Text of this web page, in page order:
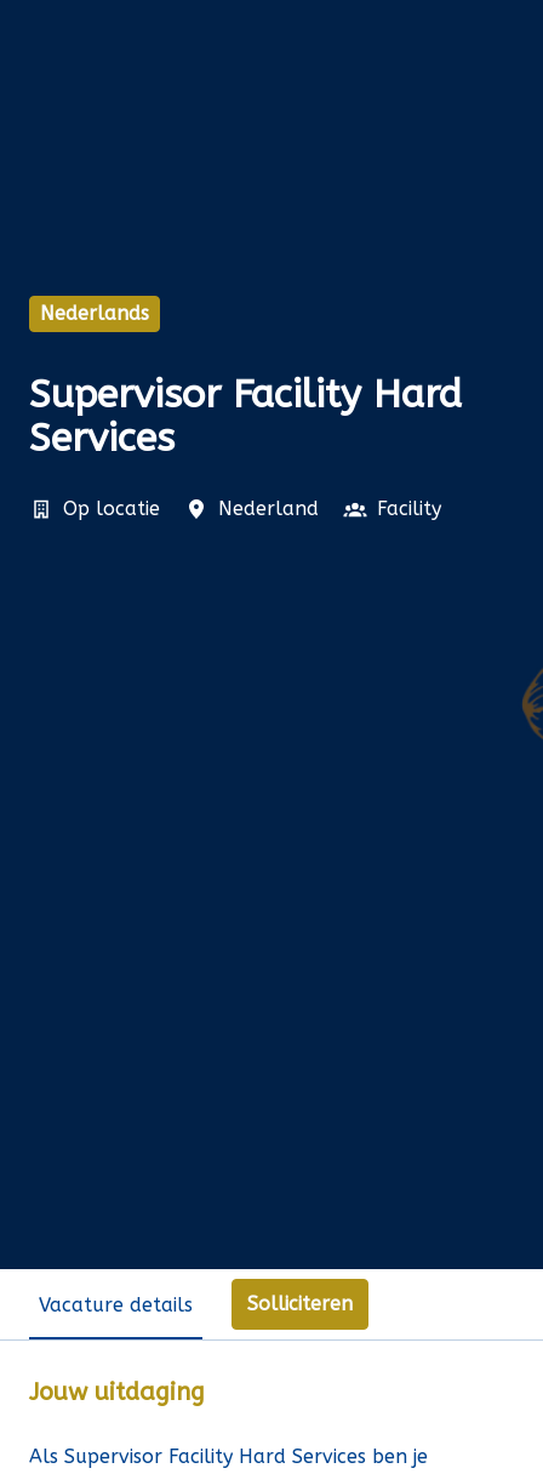
Nederlands
Supervisor Facility Hard
Services
Op locatie Nederland Facility
Vacature details Solliciteren
Jouw uitdaging
Als Supervisor Facility Hard Services ben je